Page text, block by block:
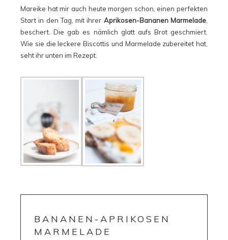
Mareike hat mir auch heute morgen schon, einen perfekten
Start in den Tag, mit ihrer Aprikosen-Bananen Marmelade
beschert. Die gab es nämlich glatt aufs Brot geschmiert.
Wie sie die leckere Biscottis und Marmelade zubereitet hat,
seht ihr unten im Rezept.
BANANEN-APRIKOSEN
MARMELADE